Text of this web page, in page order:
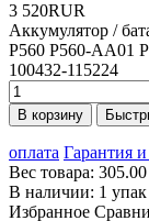
3 520RUR
Аккумулятор /
P560 P560-AA01
100432-115224
В корзину
оплата Гарантия
Вес товара: 305.00
В наличии: 1 упак
Избранное